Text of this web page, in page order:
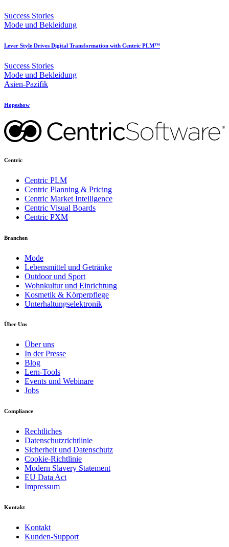
Success Stories
Mode und Bekleidung
Lever Style Drives Digital Transformation with Centric PLM™
Success Stories
Mode und Bekleidung
Asien-Pazifik
Hopeshow
Centric
Centric PLM
Centric Planning & Pricing
Centric Market Intelligence
Centric Visual Boards
Centric PXM
Branchen
Mode
Lebensmittel und Getränke
Outdoor und Sport
Wohnkultur und Einrichtung
Kosmetik & Körperpflege
Unterhaltungselektronik
Über Uns
Über uns
In der Presse
Blog
Lern-Tools
Events und Webinare
Jobs
Compliance
Rechtliches
Datenschutzrichtlinie
Sicherheit und Datenschutz
Cookie-Richtlinie
Modern Slavery Statement
EU Data Act
Impressum
Kontakt
Kontakt
Kunden-Support